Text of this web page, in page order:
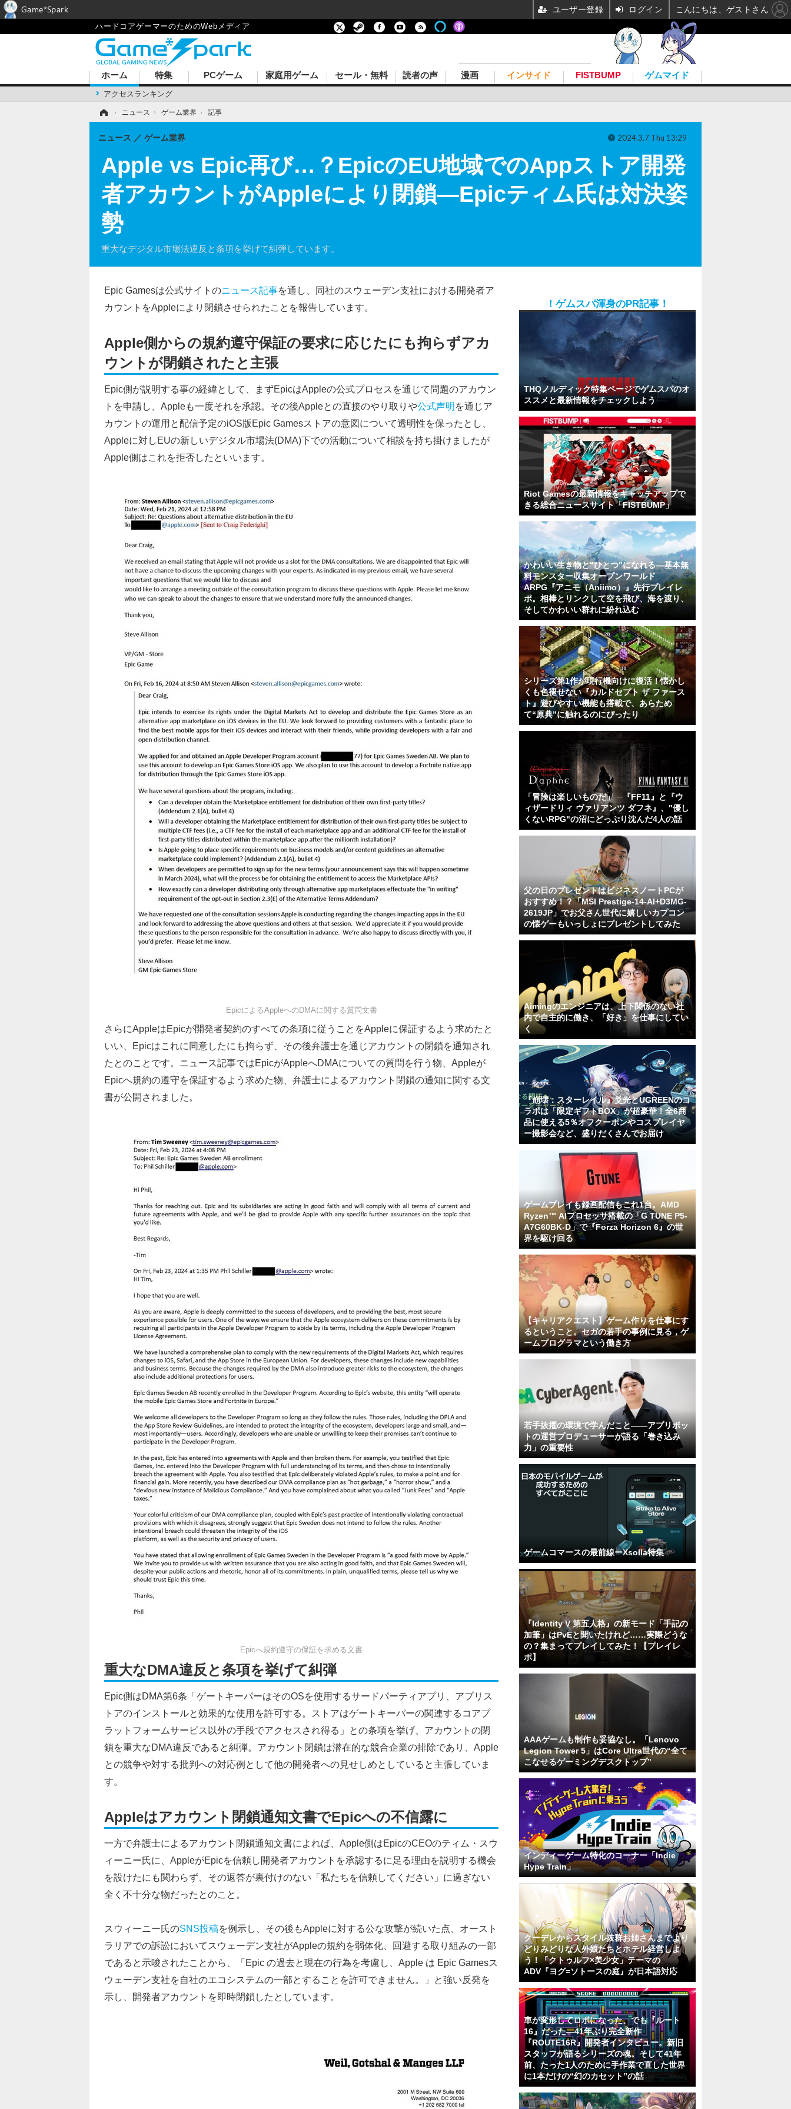
ハードコアゲーマーのためのWebメディア
ホーム
アクセスランキング
特集 PCゲーム 家庭用ゲーム セール・無料 読者の声 漫画 インサイド FISTBUMP ゲムマイド
› ニュース › ゲーム業界 › 記事
Apple vs Epic再び…？EpicのEU地域でのAppストア開発
者アカウントがAppleにより閉鎖―Epicティム氏は対決姿
勢
重大なデジタル市場法違反と条項を挙げて糾弾しています。
ニュース ゲーム業界 2024.3.7 Thu 13:29
Epic Gamesは公式サイトのニュース記事を通し、同社のスウェーデン支社における開発者ア
カウントをAppleにより閉鎖させられたことを報告しています。
Apple側からの規約遵守保証の要求に応じたにも拘らずアカ
ウントが閉鎖されたと主張
Epic側が説明する事の経緯として、まずEpicはAppleの公式プロセスを通じて問題のアカウン
トを申請し、Appleも一度それを承認。その後Appleとの直接のやり取りや公式声明を通じア
カウントの運用と配信予定のiOS版Epic Gamesストアの意図について透明性を保ったとし、
Appleに対しEUの新しいデジタル市場法(DMA)下での活動について相談を持ち掛けましたが
Apple側はこれを拒否したといいます。
EpicによるAppleへのDMAに関する質問文書
さらにAppleはEpicが開発者契約のすべての条項に従うことをAppleに保証するよう求めたと
いい、Epicはこれに同意したにも拘らず、その後弁護士を通じアカウントの閉鎖を通知され
たとのことです。ニュース記事ではEpicがAppleへDMAについての質問を行う物、Appleが
Epicへ規約の遵守を保証するよう求めた物、弁護士によるアカウント閉鎖の通知に関する文
書が公開されました。
Epicへ規約遵守の保証を求める文書
重大なDMA違反と条項を挙げて糾弾
Epic側はDMA第6条「ゲートキーパーはそのOSを使用するサードパーティアプリ、アプリス
トアのインストールと効果的な使用を許可する。ストアはゲートキーパーの関連するコアプ
ラットフォームサービス以外の手段でアクセスされ得る」との条項を挙げ、アカウントの閉
鎖を重大なDMA違反であると糾弾。アカウント閉鎖は潜在的な競合企業の排除であり、Apple
との競争や対する批判への対応例として他の開発者への見せしめとしていると主張していま
す。
Appleはアカウント閉鎖通知文書でEpicへの不信露に
一方で弁護士によるアカウント閉鎖通知文書によれば、Apple側はEpicのCEOのティム・スウ
ィーニー氏に、AppleがEpicを信頼し開発者アカウントを承認するに足る理由を説明する機会
を設けたにも関わらず、その返答が裏付けのない「私たちを信頼してください」に過ぎない
全く不十分な物だったとのこと。
スウィーニー氏のSNS投稿を例示し、その後もAppleに対する公な攻撃が続いた点、オースト
ラリアでの訴訟においてスウェーデン支社がAppleの規約を弱体化、回避する取り組みの一部
であると示唆されたことから、「Epic の過去と現在の行為を考慮し、Apple は Epic Gamesス
ウェーデン支社を自社のエコシステムの一部とすることを許可できません。」と強い反発を
示し、開発者アカウントを即時閉鎖したとしています。
！ゲムスパ渾身のPR記事！
THQノルディック特集ページでゲムスパのオ
ススメと最新情報をチェックしよう
Riot Gamesの最新情報をキャッチアップで
きる総合ニュースサイト「FISTBUMP」
かわいい生き物と"ひとつ"になれる―基本無
料モンスター収集オープンワールド
ARPG『アニモ（Aniimo）』先行プレイレ
ポ。相棒とリンクして空を飛び、海を渡り、
そしてかわいい群れに紛れ込む
シリーズ第1作が現行機向けに復活！懐かし
くも色褪せない『カルドセプト ザ ファース
ト』遊びやすい機能も搭載で、あらため
て“原典”に触れるのにぴったり
「冒険は楽しいものだ」 ─『FF11』と『ウ
ィザードリィ ヴァリアンツ ダフネ』、"優し
くないRPG"の沼にどっぷり沈んだ4人の話
父の日のプレゼントはビジネスノートPCが
おすすめ！？「MSI Prestige-14-AI+D3MG-
2619JP」でお父さん世代に嬉しいカプコン
の懐ゲーもいっしょにプレゼントしてみた
Aimingのエンジニアは、上下関係のない社
内で自主的に働き、「好き」を仕事にしてい
く
『崩壊：スターレイル』爻光とUGREENのコ
ラボは「限定ギフトBOX」が超豪華！全6商
品に使える5％オフクーポンやコスプレイヤ
ー撮影会など、盛りだくさんでお届け
ゲームプレイも録画配信もこれ1台。AMD
Ryzen™ AIプロセッサ搭載の「G TUNE P5-
A7G60BK-D」で『Forza Horizon 6』の世
界を駆け回る
【キャリアクエスト】ゲーム作りを仕事にす
るということ。セガの若手の事例に見る，ゲ
ームプログラマという働き方
若手抜擢の環境で学んだこと――アプリボッ
トの運営プロデューサーが語る「巻き込み
力」の重要性
ゲームコマースの最前線ーXsolla特集
『Identity V 第五人格』の新モード「手記の
加筆」はPvEと聞いたけれど……実際どうな
の？集まってプレイしてみた！【プレイレ
ポ】
AAAゲームも制作も妥協なし。「Lenovo
Legion Tower 5」はCore Ultra世代の“全て
こなせるゲーミングデスクトップ”
インディーゲーム特化のコーナー「Indie
Hype Train」
クーデレからスタイル抜群お姉さんまでより
どりみどりな人外娘たちとホテル経営しよ
う！「クトゥルフ×美少女」テーマの
ADV『ヨグ=ソトースの庭』が日本語対応
車が変形してロボになった、でも『ルート
16』だった―41年ぶり完全新作
『ROUTE16R』開発者インタビュー。新旧
スタッフが語るシリーズの魂。そして41年
前、たった1人のために手作業で直した世界
に1本だけの“幻のカセット”の話
Game*Spark ユーザー登録 ログイン こんにちは、ゲストさん